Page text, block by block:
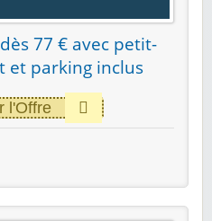
77 € avec petit-
et parking inclus
l'Offre